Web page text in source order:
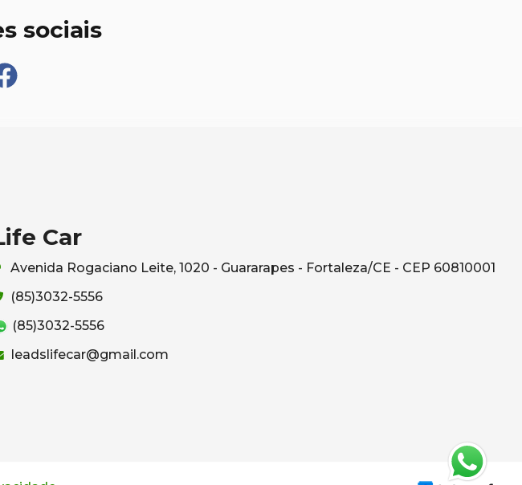
sociais
Car
Avenida Rogaciano Leite, 1020 - Guararapes - Fortaleza/CE - CEP 60810001
(85)3032-5556
(85)3032-5556
leadslifecar@gmail.com